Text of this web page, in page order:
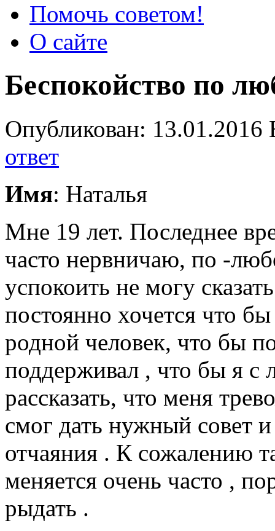
Помочь советом!
О сайте
Беспокойство по
Опубликован:
ответ
Имя: Наталья
Мне 19 лет. Последнее
часто нервничаю, по -
успокоить не могу
постоянно хочется что
родной человек, что бы
поддерживал , что бы я с
рассказать, что меня
смог дать нужный совет
отчаяния . К сожалению
меняется очень часто ,
рыдать .